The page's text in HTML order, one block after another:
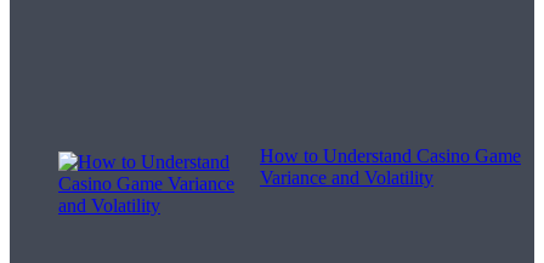
How to Understand Casino Game
Variance and Volatility